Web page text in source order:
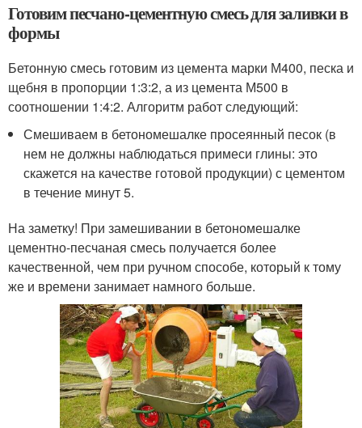
Готовим песчано-цементную смесь для заливки в
формы
Бетонную смесь готовим из цемента марки М400, песка и
щебня в пропорции 1:3:2, а из цемента М500 в
соотношении 1:4:2. Алгоритм работ следующий:
Смешиваем в бетономешалке просеянный песок (в
нем не должны наблюдаться примеси глины: это
скажется на качестве готовой продукции) с цементом
в течение минут 5.
На заметку! При замешивании в бетономешалке
цементно-песчаная смесь получается более
качественной, чем при ручном способе, который к тому
же и времени занимает намного больше.